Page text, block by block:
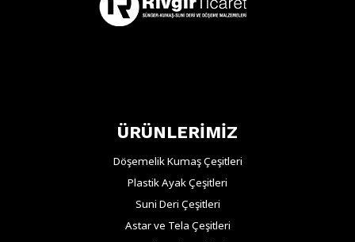
ÜRÜNLERİMİZ
Döşemelik Kumaş Çeşitleri
Plastik Ayak Çeşitleri
Suni Deri Çeşitleri
Astar ve Tela Çeşitleri